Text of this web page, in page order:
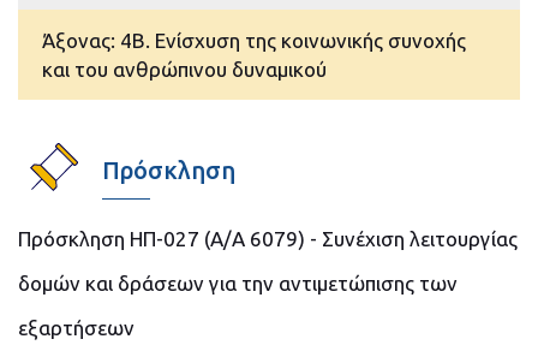
Άξονας: 4B. Ενίσχυση της κοινωνικής συνοχής
και του ανθρώπινου δυναμικού
Πρόσκληση
Πρόσκληση ΗΠ-027 (Α/Α 6079) - Συνέχιση λειτουργίας
δομών και δράσεων για την αντιμετώπισης των
εξαρτήσεων